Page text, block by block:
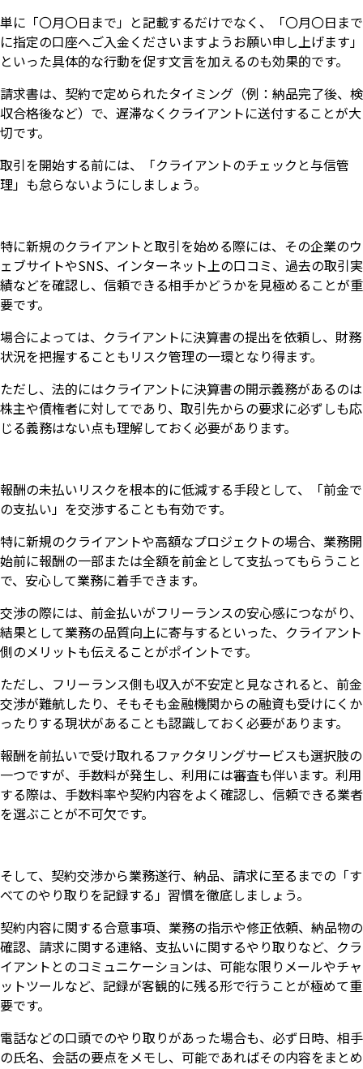
単に「〇月〇日まで」と記載するだけでなく、「〇月〇日まで
に指定の口座へご入金くださいますようお願い申し上げます」
といった具体的な行動を促す文言を加えるのも効果的です。
請求書は、契約で定められたタイミング（例：納品完了後、検
収合格後など）で、遅滞なくクライアントに送付することが大
切です。
取引を開始する前には、「クライアントのチェックと与信管
理」も怠らないようにしましょう。
特に新規のクライアントと取引を始める際には、その企業のウ
ェブサイトやSNS、インターネット上の口コミ、過去の取引実
績などを確認し、信頼できる相手かどうかを見極めることが重
要です。
場合によっては、クライアントに決算書の提出を依頼し、財務
状況を把握することもリスク管理の一環となり得ます。
ただし、法的にはクライアントに決算書の開示義務があるのは
株主や債権者に対してであり、取引先からの要求に必ずしも応
じる義務はない点も理解しておく必要があります。
報酬の未払いリスクを根本的に低減する手段として、「前金で
の支払い」を交渉することも有効です。
特に新規のクライアントや高額なプロジェクトの場合、業務開
始前に報酬の一部または全額を前金として支払ってもらうこと
で、安心して業務に着手できます。
交渉の際には、前金払いがフリーランスの安心感につながり、
結果として業務の品質向上に寄与するといった、クライアント
側のメリットも伝えることがポイントです。
ただし、フリーランス側も収入が不安定と見なされると、前金
交渉が難航したり、そもそも金融機関からの融資も受けにくか
ったりする現状があることも認識しておく必要があります。
報酬を前払いで受け取れるファクタリングサービスも選択肢の
一つですが、手数料が発生し、利用には審査も伴います。利用
する際は、手数料率や契約内容をよく確認し、信頼できる業者
を選ぶことが不可欠です。
そして、契約交渉から業務遂行、納品、請求に至るまでの「す
べてのやり取りを記録する」習慣を徹底しましょう。
契約内容に関する合意事項、業務の指示や修正依頼、納品物の
確認、請求に関する連絡、支払いに関するやり取りなど、クラ
イアントとのコミュニケーションは、可能な限りメールやチャ
ットツールなど、記録が客観的に残る形で行うことが極めて重
要です。
電話などの口頭でのやり取りがあった場合も、必ず日時、相手
の氏名、会話の要点をメモし、可能であればその内容をまとめ